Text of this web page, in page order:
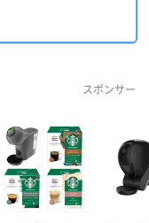
スポンサー